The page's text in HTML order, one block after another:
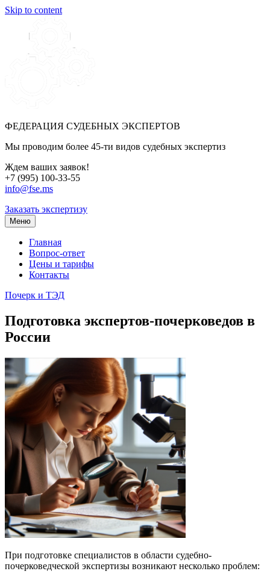
Skip to content
ФЕДЕРАЦИЯ СУДЕБНЫХ ЭКСПЕРТОВ
Мы проводим более 45-ти видов судебных экспертиз
Ждем ваших заявок!
+7 (995) 100-33-55
info@fse.ms
Заказать экспертизу
Меню
Главная
Вопрос-ответ
Цены и тарифы
Контакты
Почерк и ТЭД
Подготовка экспертов-почерковедов в
России
При подготовке специалистов в области судебно-
почерковедческой экспертизы возникают несколько проблем: